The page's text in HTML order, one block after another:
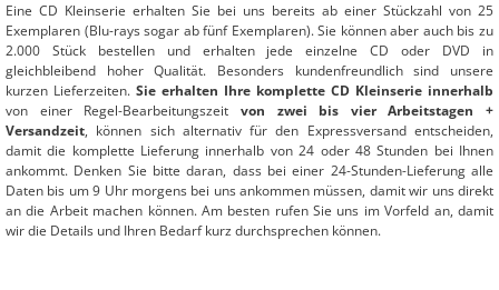
Eine CD Kleinserie erhalten Sie bei uns bereits ab einer Stückzahl von 25
Exemplaren (Blu-rays sogar ab fünf Exemplaren). Sie können aber auch bis zu
2.000 Stück bestellen und erhalten jede einzelne CD oder DVD in
gleichbleibend hoher Qualität. Besonders kundenfreundlich sind unsere
kurzen Lieferzeiten. Sie erhalten Ihre komplette CD Kleinserie innerhalb
von einer Regel-Bearbeitungszeit von zwei bis vier Arbeitstagen +
Versandzeit, können sich alternativ für den Expressversand entscheiden,
damit die komplette Lieferung innerhalb von 24 oder 48 Stunden bei Ihnen
ankommt. Denken Sie bitte daran, dass bei einer 24-Stunden-Lieferung alle
Daten bis um 9 Uhr morgens bei uns ankommen müssen, damit wir uns direkt
an die Arbeit machen können. Am besten rufen Sie uns im Vorfeld an, damit
wir die Details und Ihren Bedarf kurz durchsprechen können.